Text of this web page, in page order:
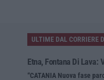
ULTIME DAL CORRIERE
Etna, Fontana Di Lava:
“CATANIA Nuova fase